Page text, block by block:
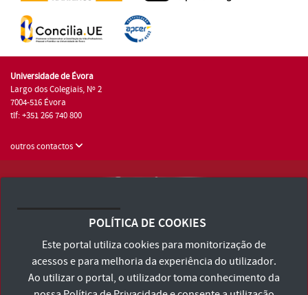
Universidade de Évora
Largo dos Colegiais, Nº 2
7004-516 Évora
tlf: +351 266 740 800
outros contactos
Consulte os Termos e Condições e Política de Privacidade
Declaração de Acessibilidade
POLÍTICA DE COOKIES
Este portal utiliza cookies para monitorização de
acessos e para melhoria da experiência do utilizador.
Ao utilizar o portal, o utilizador toma conhecimento da